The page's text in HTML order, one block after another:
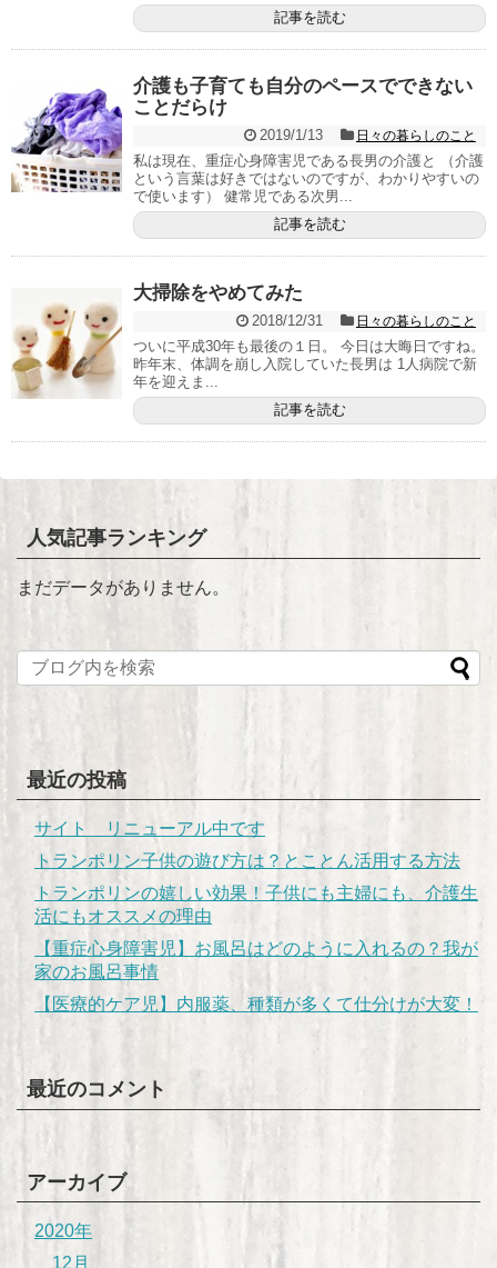
記事を読む
介護も子育ても自分のペースでできない
ことだらけ
2019/1/13 日々の暮らしのこと
私は現在、重症心身障害児である長男の介護と （介護
という言葉は好きではないのですが、わかりやすいの
で使います） 健常児である次男...
記事を読む
大掃除をやめてみた
2018/12/31 日々の暮らしのこと
ついに平成30年も最後の１日。 今日は大晦日ですね。
昨年末、体調を崩し入院していた長男は 1人病院で新
年を迎えま...
記事を読む
人気記事ランキング
まだデータがありません。
最近の投稿
サイト リニューアル中です
トランポリン子供の遊び方は？とことん活用する方法
トランポリンの嬉しい効果！子供にも主婦にも、介護生
活にもオススメの理由
【重症心身障害児】お風呂はどのように入れるの？我が
家のお風呂事情
【医療的ケア児】内服薬、種類が多くて仕分けが大変！
最近のコメント
アーカイブ
2020年
12月